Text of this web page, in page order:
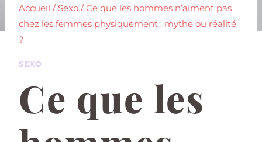
Accueil / Sexo / Ce que les hommes n’aiment pas
chez les femmes physiquement : mythe ou réalité
?
SEXO
Ce que les